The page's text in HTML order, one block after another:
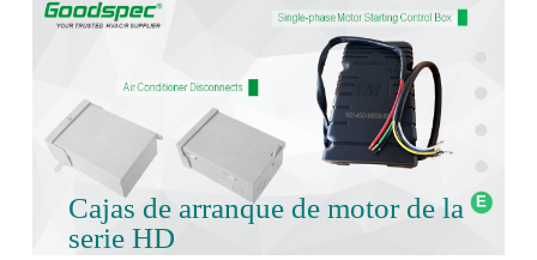
Cajas de arranque de motor de la
serie HD